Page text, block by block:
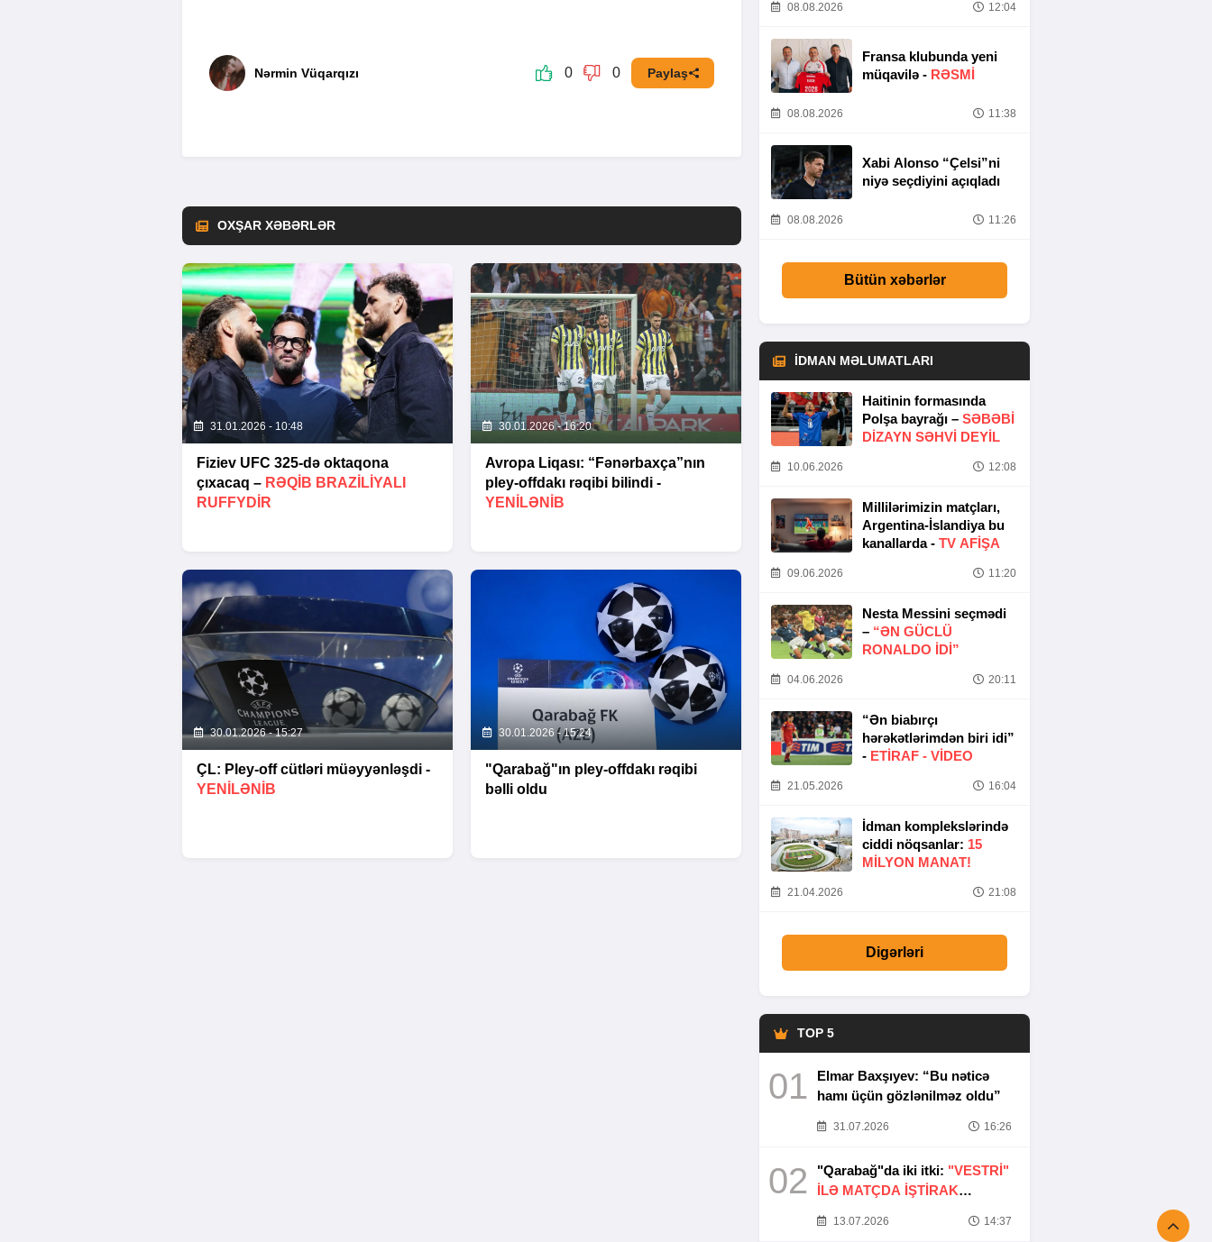
Nərmin Vüqarqızı 0 0 Paylaş
OXŞAR XƏBƏRLƏR
31.01.2026 - 10:48
Fiziev UFC 325-də oktaqona
çıxacaq – RƏQIB BRAZILIYALI
RUFFYDIR
30.01.2026 - 16:20
Avropa Liqası: “Fənərbaxça”nın
pley-offdakı rəqibi bilindi -
YENİLƏNİB
30.01.2026 - 15:27
ÇL: Pley-off cütləri müəyyənləşdi -
YENİLƏNİB
30.01.2026 - 15:24
"Qarabağ"ın pley-offdakı rəqibi
bəlli oldu
08.08.2026 12:04
Fransa klubunda yeni
müqavilə - RƏSMİ
08.08.2026 11:38
Xabi Alonso “Çelsi”ni
niyə seçdiyini açıqladı
08.08.2026 11:26
Bütün xəbərlər
İDMAN MƏLUMATLARI
Haitinin formasında
Polşa bayrağı – SƏBƏBI
DIZAYN SƏHVI DEYIL
10.06.2026 12:08
Millilərimizin matçları,
Argentina-İslandiya bu
kanallarda - TV AFİŞA
09.06.2026 11:20
Nesta Messini seçmədi
– “ƏN GÜCLÜ
RONALDO IDI”
04.06.2026 20:11
“Ən biabırçı
hərəkətlərimdən biri idi”
- ETIRAF - VİDEO
21.05.2026 16:04
İdman komplekslərində
ciddi nöqsanlar: 15
MILYON MANAT!
21.04.2026 21:08
Digərləri
TOP 5
01
Elmar Baxşıyev: “Bu nəticə
hamı üçün gözlənilməz oldu”
31.07.2026 16:26
02 "Qarabağ"da iki itki: "VESTRİ"
İLƏ MATÇDA İŞTİRAK
13.07.2026 14:37